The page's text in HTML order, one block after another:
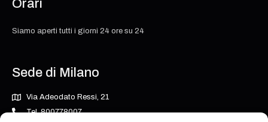
Orari
Siamo aperti tutti i giorni 24 ore su 24
Sede di Milano
Via Adeodato Ressi, 21
Tel. 800778007